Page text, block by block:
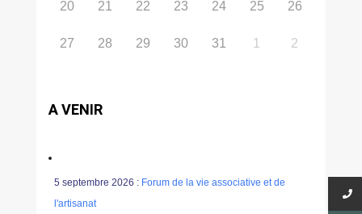
20 21 22 23 24 25 26
27 28 29 30 31 1 2
A VENIR
5 septembre 2026 : Forum de la vie associative et de
l'artisanat